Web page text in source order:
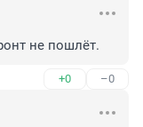
не пошлёт.
+0 –0